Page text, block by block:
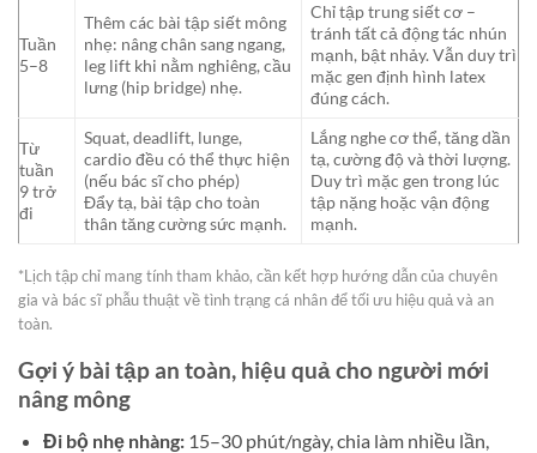
Tuần
5–8
Thêm các bài tập siết mông
nhẹ: nâng chân sang ngang,
leg lift khi nằm nghiêng, cầu
lưng (hip bridge) nhẹ.
Chỉ tập trung siết cơ –
tránh tất cả động tác nhún
mạnh, bật nhảy. Vẫn duy trì
mặc gen định hình latex
đúng cách.
Từ
tuần
9 trở
đi
Squat, deadlift, lunge,
cardio đều có thể thực hiện
(nếu bác sĩ cho phép)
Đẩy tạ, bài tập cho toàn
thân tăng cường sức mạnh.
Lắng nghe cơ thể, tăng dần
tạ, cường độ và thời lượng.
Duy trì mặc gen trong lúc
tập nặng hoặc vận động
mạnh.
*Lịch tập chỉ mang tính tham khảo, cần kết hợp hướng dẫn của chuyên
gia và bác sĩ phẫu thuật về tình trạng cá nhân để tối ưu hiệu quả và an
toàn.
Gợi ý bài tập an toàn, hiệu quả cho người mới
nâng mông
Đi bộ nhẹ nhàng:15–30 phút/ngày, chia làm nhiều lần,